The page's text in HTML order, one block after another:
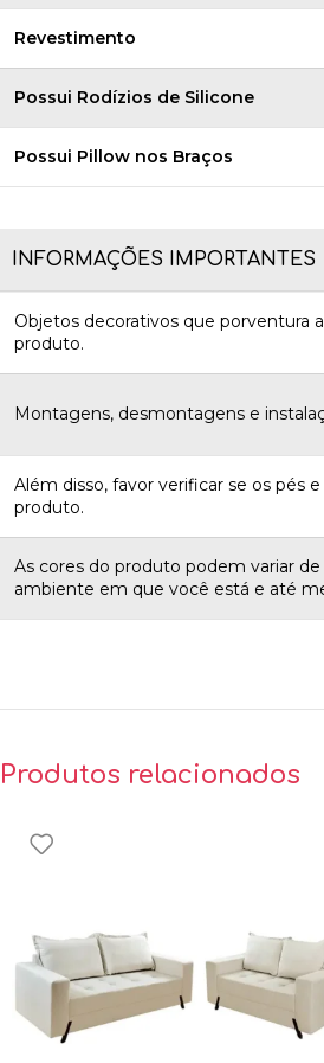
Revestimento
Possui Rodízios de Silicone
Possui Pillow nos Braços
INFORMAÇÕES IMPORTANTES
Objetos decorativos que porventura
produto.
Montagens, desmontagens e
Além disso, favor verificar se os pés
produto.
As cores do produto podem variar
ambiente em que você está e até
Produtos relacionados